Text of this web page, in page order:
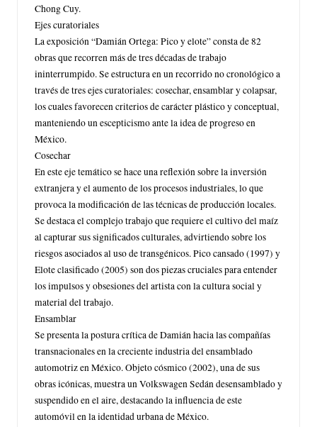
Chong Cuy.
Ejes curatoriales
La exposición “Damián Ortega: Pico y elote” consta de 82
obras que recorren más de tres décadas de trabajo
ininterrumpido. Se estructura en un recorrido no cronológico a
través de tres ejes curatoriales: cosechar, ensamblar y colapsar,
los cuales favorecen criterios de carácter plástico y conceptual,
manteniendo un escepticismo ante la idea de progreso en
México.
Cosechar
En este eje temático se hace una reflexión sobre la inversión
extranjera y el aumento de los procesos industriales, lo que
provoca la modificación de las técnicas de producción locales.
Se destaca el complejo trabajo que requiere el cultivo del maíz
al capturar sus significados culturales, advirtiendo sobre los
riesgos asociados al uso de transgénicos. Pico cansado (1997) y
Elote clasificado (2005) son dos piezas cruciales para entender
los impulsos y obsesiones del artista con la cultura social y
material del trabajo.
Ensamblar
Se presenta la postura crítica de Damián hacia las compañías
transnacionales en la creciente industria del ensamblado
automotriz en México. Objeto cósmico (2002), una de sus
obras icónicas, muestra un Volkswagen Sedán desensamblado y
suspendido en el aire, destacando la influencia de este
automóvil en la identidad urbana de México.